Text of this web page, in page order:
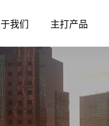
我们 主打产品